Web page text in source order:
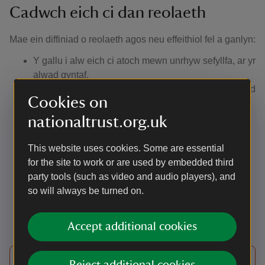
Cookies on
nationaltrust.org.uk
This website uses cookies. Some are essential
for the site to work or are used by embedded third
party tools (such as video and audio players), and
so will always be turned on.
Accept additional cookies
Cadwch eich ci dan reolaeth
Mae ein diffiniad o reolaeth agos neu effeithiol fel a ganlyn:
Y gallu i alw eich ci atoch mewn unrhyw sefyllfa, ar yr
alwad gyntaf.
Gallu gweld eich ci yn glir bob amser (nid yw gwybod
ei fod wedi diflannu i mewn i’r llystyfiant neu dros y
bryn yn ddigon). Yn ymarferol, mae hyn yn golygu ei
gadw ar lwybr cerdded os yw’r llystyfiant o’ch
cwmpas yn rhy drwchus i allu gweld eich ci.
Peidio â gadael iddo fynd at ymwelwyr eraill heb eu
caniatâd.
Cael tennyn i’w ddefnyddio os byddwch yn dod ar
ddefnyddio un.